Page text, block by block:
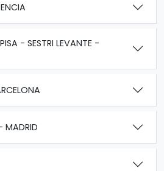
- SESTRI LEVANTE -
MADRID